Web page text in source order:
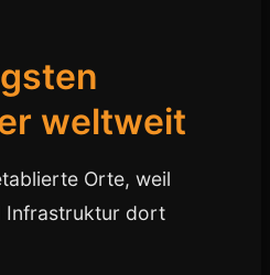
weltweit
Orte, weil
Infrastruktur dort